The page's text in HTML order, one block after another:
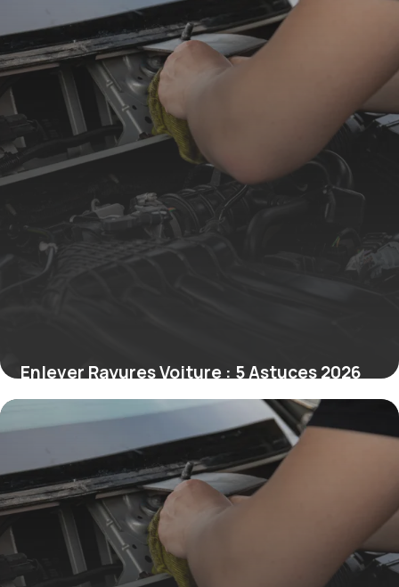
Enlever Rayures Voiture : 5 Astuces 2026
20 juin 2026